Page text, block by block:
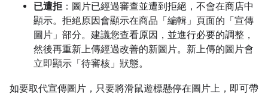
已遭拒：圖片已經過審查並遭到拒絕，不會在商店中
顯示。拒絕原因會顯示在商品「編輯」頁面的「宣傳
圖片」部分。建議您查看原因，並進行必要的調整，
然後再重新上傳經過改善的新圖片。新上傳的圖片會
立即顯示「待審核」狀態。
如要取代宣傳圖片，只要將滑鼠遊標懸停在圖片上，即可帶